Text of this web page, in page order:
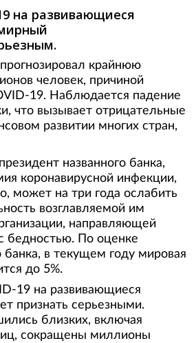
на развивающиеся
крайнюю
человек, причиной
19. Наблюдается падение
что вызывает отрицательные
развитии многих стран,
названного банка,
коронавирусной инфекции,
может на три года ослабить
возглавляемой им
направляющей
бедностью. По оценке
банка, в текущем году мировая
до 5%.
19 на развивающиеся
признать серьезными.
близких, включая
сокращены миллионы